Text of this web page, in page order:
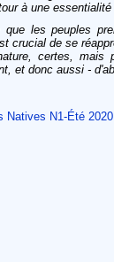
à une
les peuples
crucial de se
certes, mais
et donc aussi -
Natives N1-Été 2020